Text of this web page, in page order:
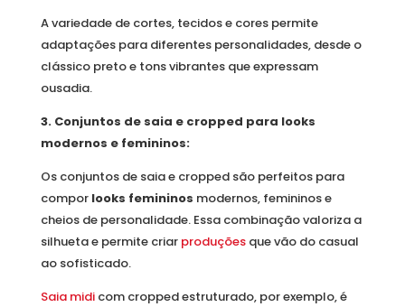
A variedade de cortes, tecidos e cores permite
adaptações para diferentes personalidades, desde o
clássico preto e tons vibrantes que expressam
ousadia.
3. Conjuntos de saia e cropped para looks
modernos e femininos:
Os conjuntos de saia e cropped são perfeitos para
compor looks femininos modernos, femininos e
cheios de personalidade. Essa combinação valoriza a
silhueta e permite criar produçõesque vão do casual
ao sofisticado.
Saia midicom cropped estruturado, por exemplo, é